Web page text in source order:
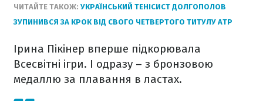
ЧИТАЙТЕ ТАКОЖ: УКРАЇНСЬКИЙ ТЕНІСИСТ ДОЛГОПОЛОВ
ЗУПИНИВСЯ ЗА КРОК ВІД СВОГО ЧЕТВЕРТОГО ТИТУЛУ АТР
Ірина Пікінер вперше підкорювала
Всесвітні ігри. І одразу – з бронзовою
медаллю за плавання в ластах.